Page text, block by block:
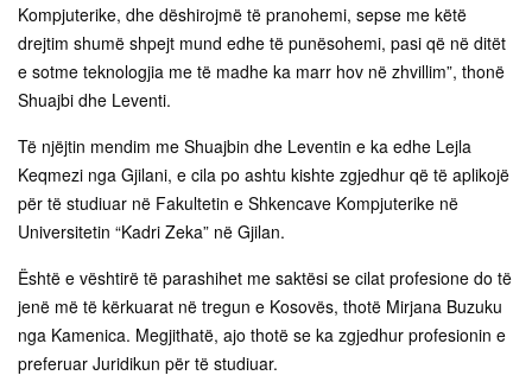
Kompjuterike, dhe dëshirojmë të pranohemi, sepse me këtë
drejtim shumë shpejt mund edhe të punësohemi, pasi që në ditët
e sotme teknologjia me të madhe ka marr hov në zhvillim”, thonë
Shuajbi dhe Leventi.
Të njëjtin mendim me Shuajbin dhe Leventin e ka edhe Lejla
Keqmezi nga Gjilani, e cila po ashtu kishte zgjedhur që të aplikojë
për të studiuar në Fakultetin e Shkencave Kompjuterike në
Universitetin “Kadri Zeka” në Gjilan.
Është e vështirë të parashihet me saktësi se cilat profesione do të
jenë më të kërkuarat në tregun e Kosovës, thotë Mirjana Buzuku
nga Kamenica. Megjithatë, ajo thotë se ka zgjedhur profesionin e
preferuar Juridikun për të studiuar.